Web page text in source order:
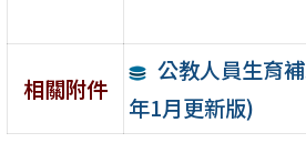
相關附件
公教人員生育
年1月更新版)